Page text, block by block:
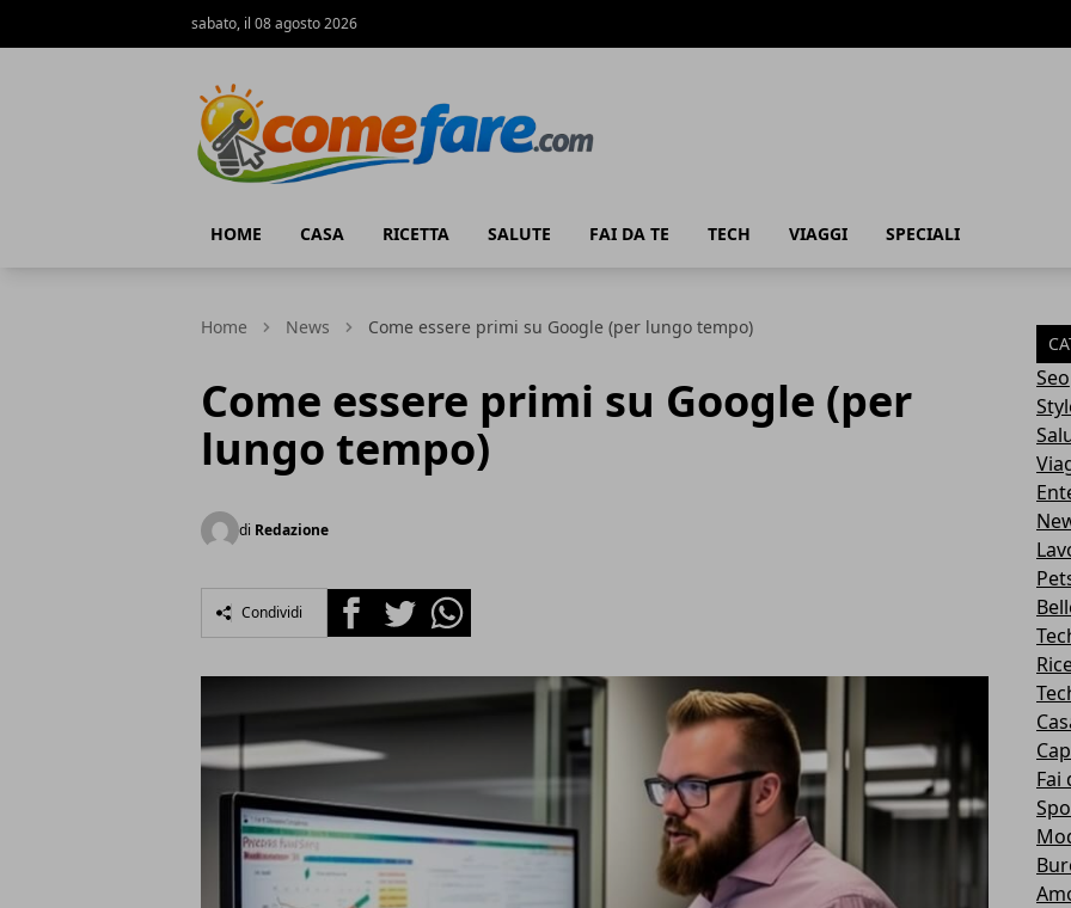
sabato, il 08 agosto 2026
HOME CASA RICETTA SALUTE FAI DA TE TECH VIAGGI SPECIALI
Home News Come essere primi su Google (per lungo tempo)
Come essere primi su Google (per
lungo tempo)
di Redazione
Condividi FacebookTwitterWhatsapp
Seo
Fai